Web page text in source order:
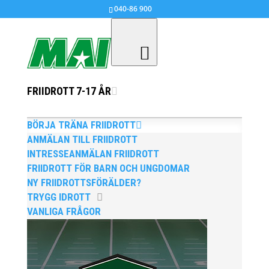
040-86 900
FRIIDROTT 7-17 ÅR
BÖRJA TRÄNA FRIIDROTT
ANMÄLAN TILL FRIIDROTT
INTRESSEANMÄLAN FRIIDROTT
FRIIDROTT FÖR BARN OCH UNGDOMAR
NY FRIIDROTTSFÖRÄLDER?
TRYGG IDROTT
VANLIGA FRÅGOR
sep 30, 2018|Allmänt,Arrangemang
ungdom 6-14 år
Äntligen skånsk distriktsseger i
Götalandsmästerskapet, efter många år i skuggan av
Göteborg! MAI var den skånska förening som hade
flest aktiva i laget och bidrog med flest poäng till det
skånska resultatet, några fler än Klippans FK.